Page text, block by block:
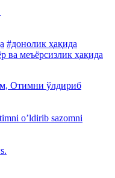
#донолик ҳақида
ва меъёрсизлик ҳақида
Отимни ўлдириб
oʼldirib sazomni